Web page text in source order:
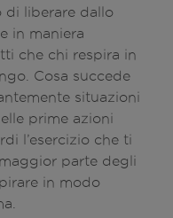
di liberare dallo
in maniera
che chi respira in
Cosa succede
situazioni
prime azioni
l’esercizio che ti
parte degli
in modo